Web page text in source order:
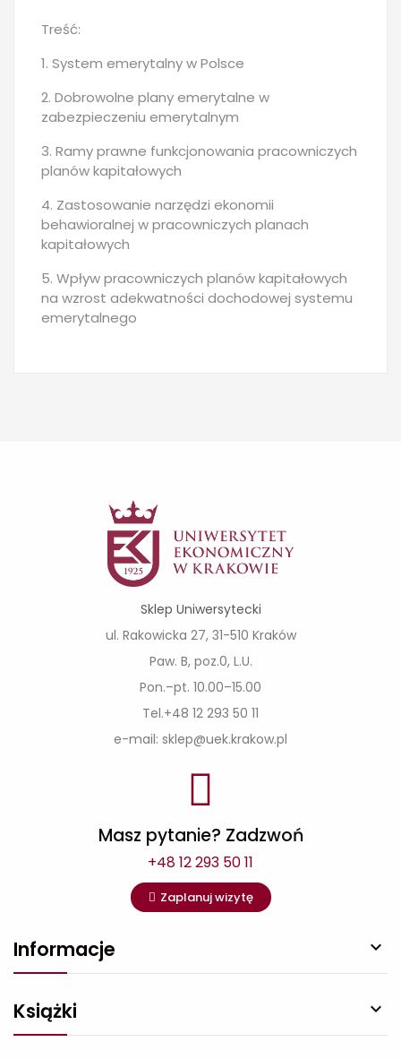
Treść:
1. System emerytalny w Polsce
2. Dobrowolne plany emerytalne w
zabezpieczeniu emerytalnym
3. Ramy prawne funkcjonowania pracowniczych
planów kapitałowych
4. Zastosowanie narzędzi ekonomii
behawioralnej w pracowniczych planach
kapitałowych
5. Wpływ pracowniczych planów kapitałowych
na wzrost adekwatności dochodowej systemu
emerytalnego
Sklep Uniwersytecki
ul. Rakowicka 27, 31-510 Kraków
Paw. B, poz.0, L.U.
Pon.–pt. 10.00–15.00
Tel.+48 12 293 50 11
e-mail: sklep@uek.krakow.pl
Masz pytanie? Zadzwoń
+48 12 293 50 11
Zaplanuj wizytę
Informacje 
Książki 